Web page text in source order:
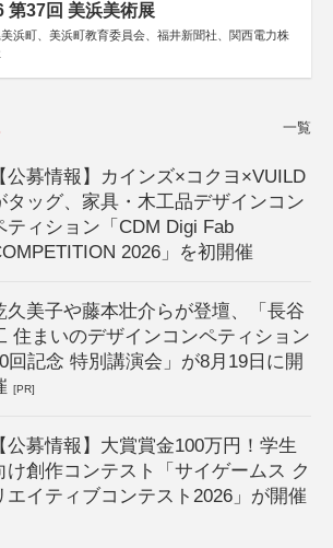
第37回 美浜美術展
浜町、美浜町教育委員会、福井新聞社、関西電力株
一覧
【公募情報】カインズ×コクヨ×VUILD
タッグ、家具・木工品デザインコン
ティション「CDM Digi Fab
2026」を初開催
久美子や藤本壮介らが登壇、「長谷
住まいのデザインコンペティション
回記念 特別講演会」が8月19日に開
[PR]
【公募情報】大賞賞金100万円！学生
け創作コンテスト「サイゲームス ク
エイティブコンテスト2026」が開催